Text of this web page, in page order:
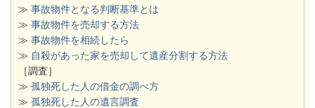
≫ 事故物件となる判断基準とは
≫ 事故物件を売却する方法
≫ 事故物件を相続したら
≫ 自殺があった家を売却して遺産分割する方法
［調査］
≫ 孤独死した人の借金の調べ方
≫ 孤独死した人の遺言調査